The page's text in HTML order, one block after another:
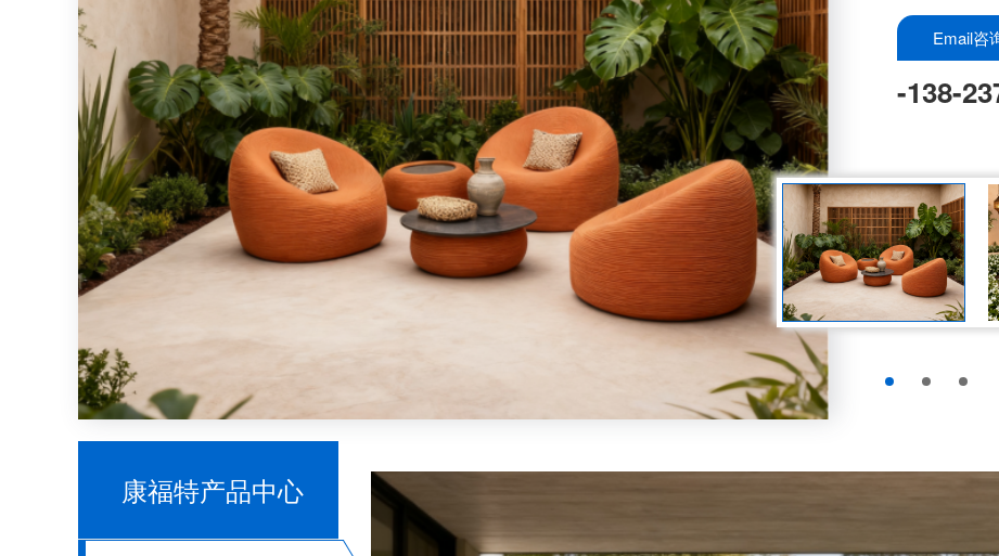
Email咨
-138-
康福特产品中心
为什么柚木家具与藤编家具搭配尤为合适？
别墅露台户外家具避坑指南！经验总结出的宝藏攻略
哪里有户外家具源头工厂